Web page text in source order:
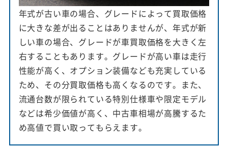
年式が古い車の場合、グレードによって買取価格
に大きな差が出ることはありませんが、年式が新
しい車の場合、グレードが車買取価格を大きく左
右することもあります。グレードが高い車は走行
性能が高く、オプション装備なども充実している
ため、その分買取価格も高くなるのです。また、
流通台数が限られている特別仕様車や限定モデル
などは希少価値が高く、中古車相場が高騰するた
め高値で買い取ってもらえます。